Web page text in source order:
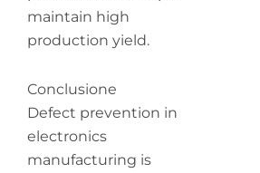
maintain high
production yield.
Conclusione
Defect prevention in
electronics
manufacturing is